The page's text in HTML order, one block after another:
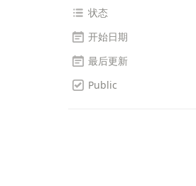
状态
开始日期
最后更新
Public